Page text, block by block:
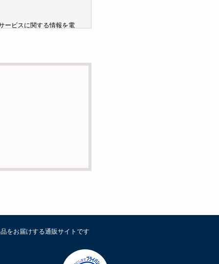
ービスに関する情報を電
せん。
の目的で委託することが
たは削除・利用の停止・
まれておりません。
をお届けする通販サイトです